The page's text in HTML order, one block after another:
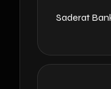
Saderat